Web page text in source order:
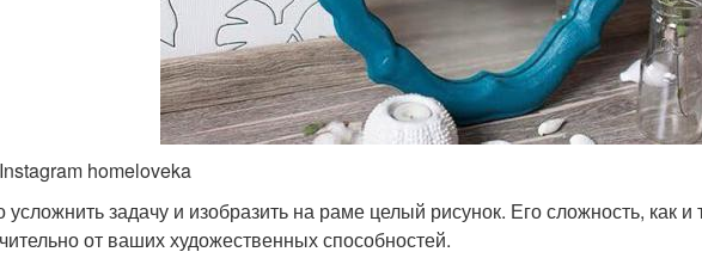
homeloveka
задачу и изобразить на раме целый рисунок. Его сложность, как
от ваших художественных способностей.